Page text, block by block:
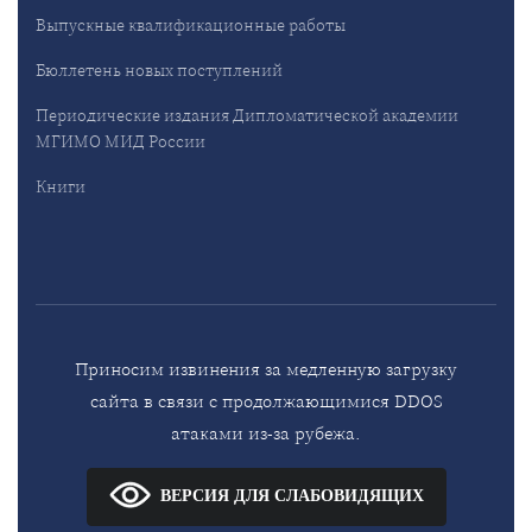
Выпускные квалификационные работы
Бюллетень новых поступлений
Периодические издания Дипломатической академии
МГИМО МИД России
Книги
Приносим извинения за медленную загрузку
сайта в связи с продолжающимися DDOS
атаками из-за рубежа.
ВЕРСИЯ ДЛЯ СЛАБОВИДЯЩИХ